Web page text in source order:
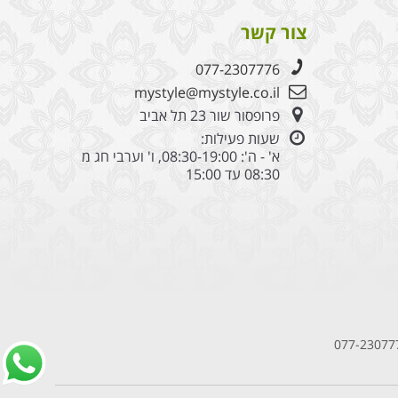
צור קשר
077-2307776
mystyle@mystyle.co.il
פרופסור שור 23 תל אביב
שעות פעילות:
א' - ה': 08:30-19:00, ו' וערבי חג מ
08:30 עד 15:00